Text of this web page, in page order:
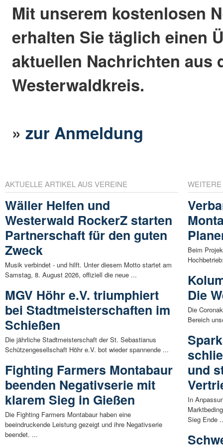
Mit unserem kostenlosen
erhalten Sie täglich einen
aktuellen Nachrichten aus
Westerwaldkreis.
»zur Anmeldung
AKTUELLE ARTIKEL AUS VEREINE
Wäller Helfen und
Westerwald RockerZ starten
Partnerschaft für den guten
Zweck
Musik verbindet - und hilft. Unter diesem Motto startet am
Samstag, 8. August 2026, offiziell die neue ...
MGV Höhr e.V. triumphiert
bei Stadtmeisterschaften im
Schießen
Die jährliche Stadtmeisterschaft der St. Sebastianus
Schützengesellschaft Höhr e.V. bot wieder spannende ...
Fighting Farmers Montabaur
beenden Negativserie mit
klarem Sieg in Gießen
Die Fighting Farmers Montabaur haben eine
beeindruckende Leistung gezeigt und ihre Negativserie
beendet. ...
Beim
Die
Die
Bereich
und
In
Sieg Ende